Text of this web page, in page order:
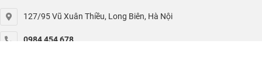
127/95 Vũ Xuân Thiều, Long Biên, Hà Nội
0984 454 678